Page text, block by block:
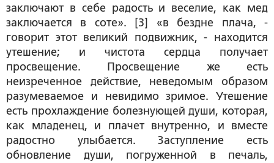
заключают в себе радость и веселие, как мед
заключается в соте». [3] «в бездне плача, -
говорит этот великий подвижник, - находится
утешение; и чистота сердца получает
просвещение. Просвещение же есть
неизреченное действие, неведомым образом
разумеваемое и невидимо зримое. Утешение
есть прохлаждение болезнующей души, которая,
как младенец, и плачет внутренно, и вместе
радостно улыбается. Заступление есть
обновление души, погруженной в печаль,